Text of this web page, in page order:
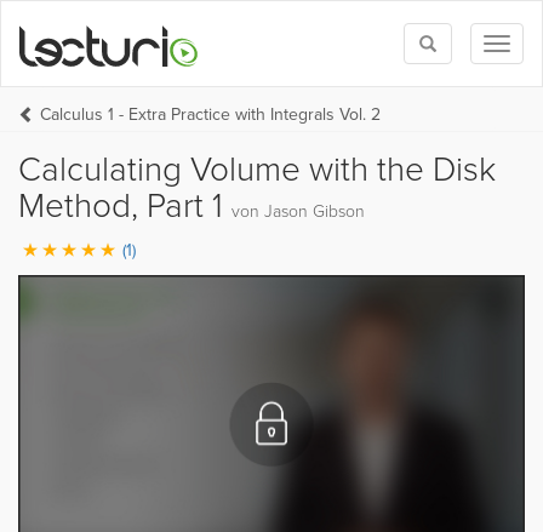
Toggle
search
Calculus 1 - Extra Practice with Integrals Vol. 2
Calculating Volume with the Disk
Method, Part 1 von Jason Gibson
(1)